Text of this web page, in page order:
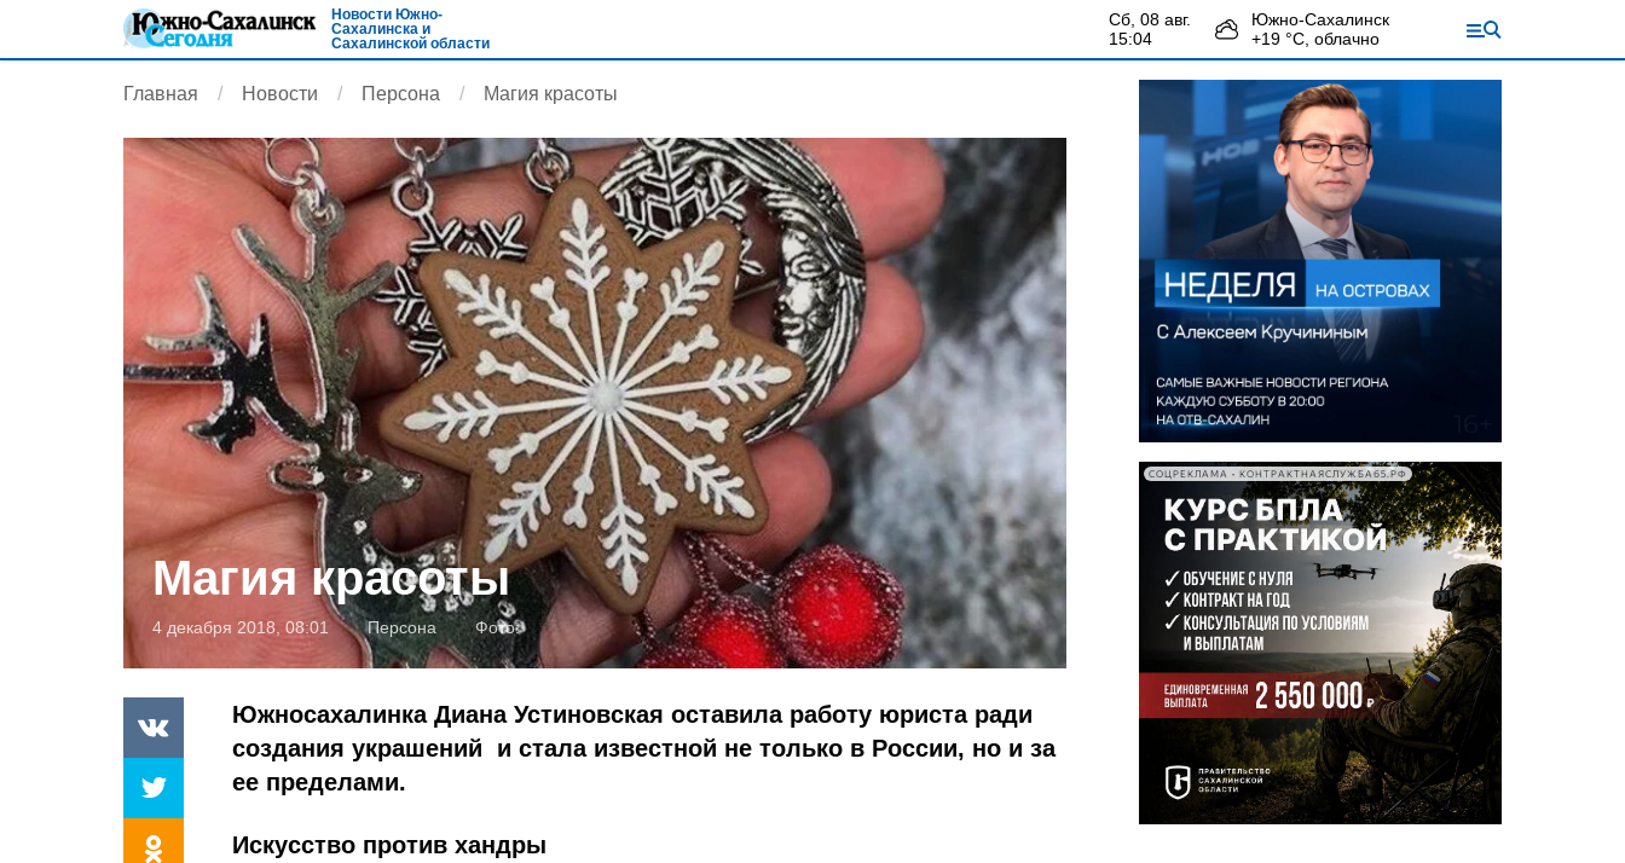
Новости Южно-
Сахалинска и
Сахалинской области
сб, 08 авг.
15:04
Южно-Сахалинск
+19 °С, облачно
Главная Новости Персона Магия красоты
Магия красоты
4 декабря 2018, 08:01 Персона Фото:
Южносахалинка Диана Устиновская оставила работу юриста ради
создания украшений и стала известной не только в России, но и за
ее пределами.
Искусство против хандры
СОЦРЕКЛАМА • КОНТРАКТНАЯСЛУЖБА65.РФ